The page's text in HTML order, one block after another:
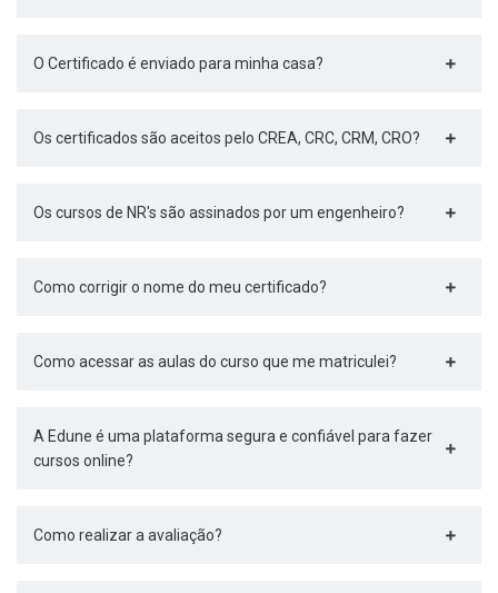
O Certificado é enviado para minha casa?
Os certificados são aceitos pelo CREA, CRC, CRM, CRO?
Os cursos de NR's são assinados por um engenheiro?
Como corrigir o nome do meu certificado?
Como acessar as aulas do curso que me matriculei?
A Edune é uma plataforma segura e confiável para fazer
cursos online?
Como realizar a avaliação?